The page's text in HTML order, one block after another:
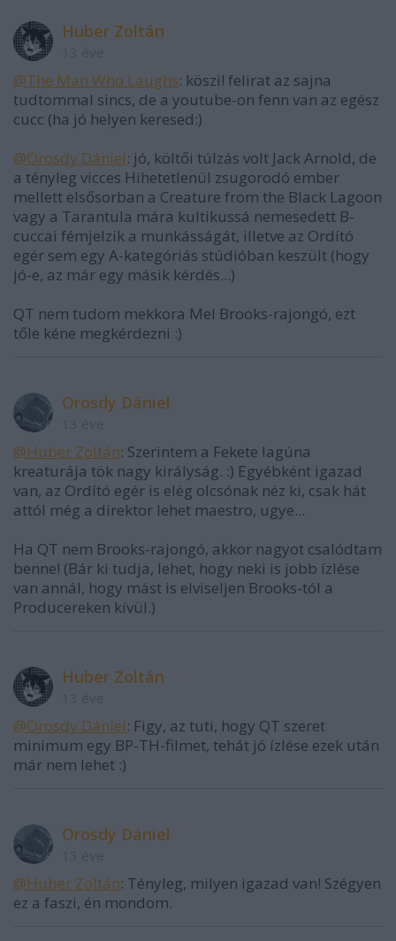
Huber Zoltán
@The Man Who Laughs: köszi! felirat az sajna
tudtommal sincs, de a youtube-on fenn van az egész
cucc (ha jó helyen keresed:)
@Orosdy Dániel: jó, költői túlzás volt Jack Arnold, de
a tényleg vicces Hihetetlenül zsugorodó ember
mellett elsősorban a Creature from the Black Lagoon
vagy a Tarantula mára kultikussá nemesedett B-
cuccai fémjelzik a munkásságát, illetve az Ordító
egér sem egy A-kategóriás stúdióban keszült (hogy
jó-e, az már egy másik kérdés...)
QT nem tudom mekkora Mel Brooks-rajongó, ezt
tőle kéne megkérdezni :)
Orosdy Dániel
@Huber Zoltán: Szerintem a Fekete lagúna
kreaturája tök nagy királyság. :) Egyébként igazad
van, az Ordító egér is elég olcsónak néz ki, csak hát
attól még a direktor lehet maestro, ugye...
Ha QT nem Brooks-rajongó, akkor nagyot csalódtam
benne! (Bár ki tudja, lehet, hogy neki is jobb ízlése
van annál, hogy mást is elviseljen Brooks-tól a
Producereken kívül.)
Huber Zoltán
@Orosdy Dániel: Figy, az tuti, hogy QT szeret
minimum egy BP-TH-filmet, tehát jó ízlése ezek után
már nem lehet :)
Orosdy Dániel
@Huber Zoltán: Tényleg, milyen igazad van! Szégyen
ez a faszi, én mondom.